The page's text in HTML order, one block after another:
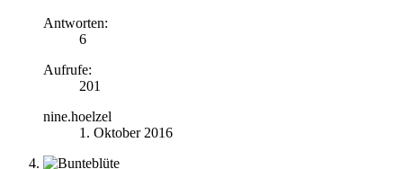
Antworten:
6
Aufrufe:
201
nine.hoelzel
1. Oktober 2016